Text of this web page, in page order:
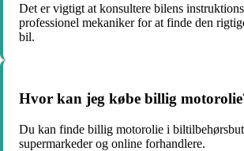
Det er vigtigt at konsultere bilens
professionel mekaniker for at finde den
bil.
Hvor kan jeg købe billig
Du kan finde billig motorolie i
supermarkeder og online forhandlere.